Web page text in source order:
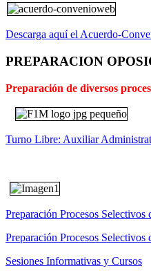
Descarga aquí el Acuerdo-
PREPARACION
Preparación de diversos
Turno Libre: Auxiliar
Preparación Procesos
Preparación Procesos Selectivos
Sesiones Informativas y Cursos